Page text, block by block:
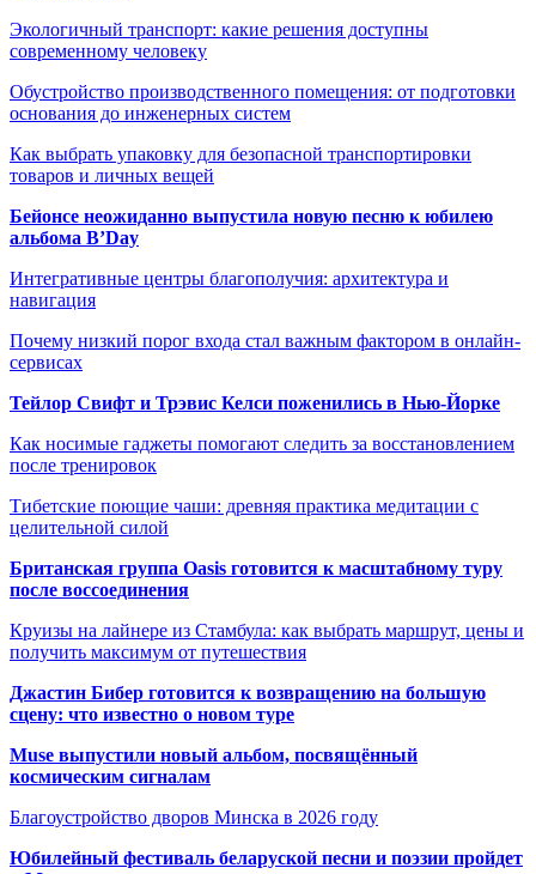
Экологичный транспорт: какие решения доступны
современному человеку
Обустройство производственного помещения: от подготовки
основания до инженерных систем
Как выбрать упаковку для безопасной транспортировки
товаров и личных вещей
Бейонсе неожиданно выпустила новую песню к юбилею
альбома B’Day
Интегративные центры благополучия: архитектура и
навигация
Почему низкий порог входа стал важным фактором в онлайн-
сервисах
Тейлор Свифт и Трэвис Келси поженились в Нью-Йорке
Как носимые гаджеты помогают следить за восстановлением
после тренировок
Тибетские поющие чаши: древняя практика медитации с
целительной силой
Британская группа Oasis готовится к масштабному туру
после воссоединения
Круизы на лайнере из Стамбула: как выбрать маршрут, цены и
получить максимум от путешествия
Джастин Бибер готовится к возвращению на большую
сцену: что известно о новом туре
Muse выпустили новый альбом, посвящённый
космическим сигналам
Благоустройство дворов Минска в 2026 году
Юбилейный фестиваль беларуской песни и поэзии пройдет